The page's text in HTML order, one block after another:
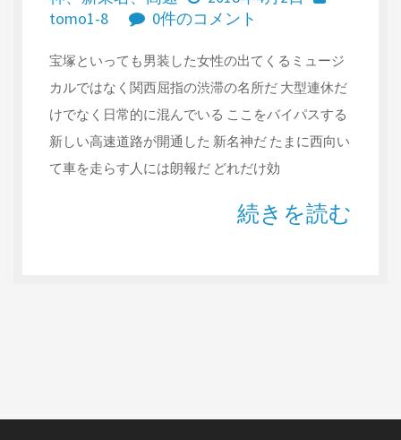
tomo1-8
0件のコメント
宝塚といっても男装した女性の出てくるミュージ
カルではなく関西屈指の渋滞の名所だ 大型連休だ
けでなく日常的に混んでいる ここをバイパスする
新しい高速道路が開通した 新名神だ たまに西向い
て車を走らす人には朗報だ どれだけ効
続きを読む